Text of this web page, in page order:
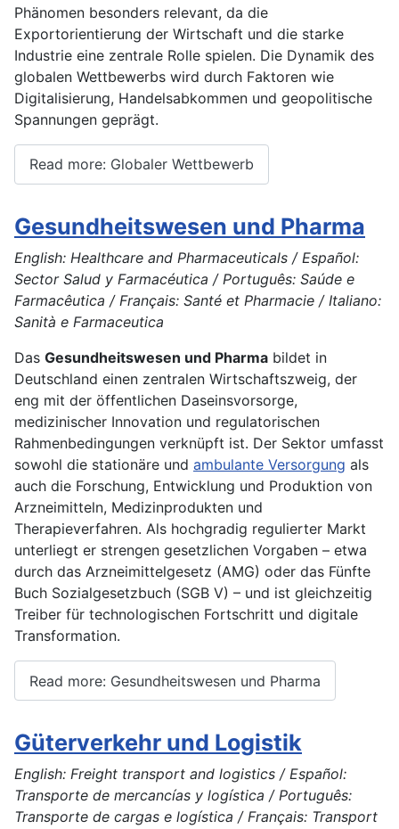
Phänomen besonders relevant, da die
Exportorientierung der Wirtschaft und die starke
Industrie eine zentrale Rolle spielen. Die Dynamik des
globalen Wettbewerbs wird durch Faktoren wie
Digitalisierung, Handelsabkommen und geopolitische
Spannungen geprägt.
Read more: Globaler Wettbewerb
Gesundheitswesen und Pharma
English: Healthcare and Pharmaceuticals / Español:
Sector Salud y Farmacéutica / Português: Saúde e
Farmacêutica / Français: Santé et Pharmacie / Italiano:
Sanità e Farmaceutica
Das Gesundheitswesen und Pharma bildet in
Deutschland einen zentralen Wirtschaftszweig, der
eng mit der öffentlichen Daseinsvorsorge,
medizinischer Innovation und regulatorischen
Rahmenbedingungen verknüpft ist. Der Sektor umfasst
sowohl die stationäre und ambulante Versorgung als
auch die Forschung, Entwicklung und Produktion von
Arzneimitteln, Medizinprodukten und
Therapieverfahren. Als hochgradig regulierter Markt
unterliegt er strengen gesetzlichen Vorgaben – etwa
durch das Arzneimittelgesetz (AMG) oder das Fünfte
Buch Sozialgesetzbuch (SGB V) – und ist gleichzeitig
Treiber für technologischen Fortschritt und digitale
Transformation.
Read more: Gesundheitswesen und Pharma
Güterverkehr und Logistik
English: Freight transport and logistics / Español:
Transporte de mercancías y logística / Português:
Transporte de cargas e logística / Français: Transport